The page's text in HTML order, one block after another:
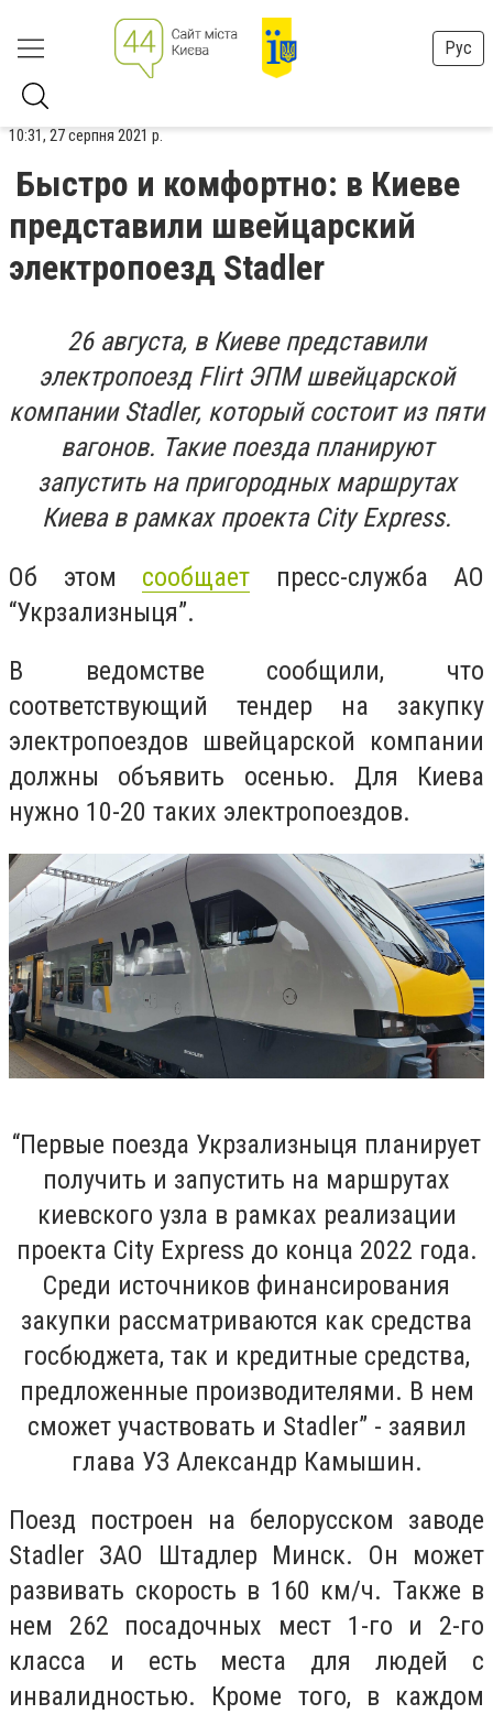
Рус
10:31, 27 серпня 2021 р.
Быстро и комфортно: в Киеве
представили швейцарский
электропоезд Stadler
26 августа, в Киеве представили
электропоезд Flirt ЭПМ швейцарской
компании Stadler, который состоит из пяти
вагонов. Такие поезда планируют
запустить на пригородных маршрутах
Киева в рамках проекта City Express.
Об этом сообщает пресс-служба АО
“Укрзализныця”.
В ведомстве сообщили, что
соответствующий тендер на закупку
электропоездов швейцарской компании
должны объявить осенью. Для Киева
нужно 10-20 таких электропоездов.
“Первые поезда Укрзализныця планирует
получить и запустить на маршрутах
киевского узла в рамках реализации
проекта City Express до конца 2022 года.
Среди источников финансирования
закупки рассматриваются как средства
госбюджета, так и кредитные средства,
предложенные производителями. В нем
сможет участвовать и Stadler” - заявил
глава УЗ Александр Камышин.
Поезд построен на белорусском заводе
Stadler ЗАО Штадлер Минск. Он может
развивать скорость в 160 км/ч. Также в
нем 262 посадочных мест 1-го и 2-го
класса и есть места для людей с
инвалидностью. Кроме того, в каждом